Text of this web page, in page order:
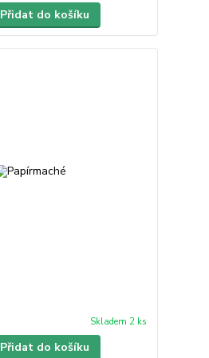
Přidat do košíku
Skladem 2 ks
Přidat do košíku